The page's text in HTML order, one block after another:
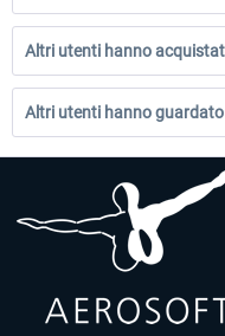
Altri utenti hanno
Altri utenti hanno